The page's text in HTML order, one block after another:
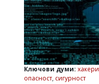
Управители:
Веселин
Василев,
v.vasilev@flagman.bg
Касабова,
k.kassabova@flagman.bg
Ключови думи: хакери
опасност, сигурност